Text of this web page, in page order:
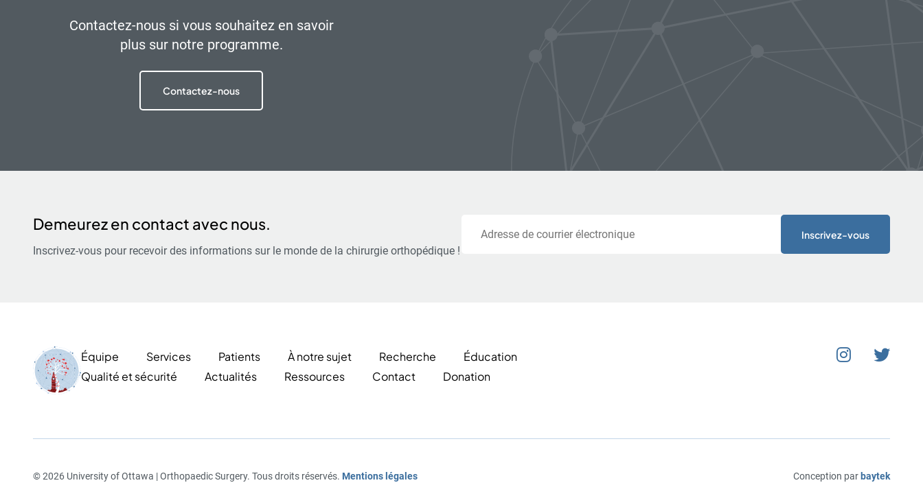
Contactez-nous si vous souhaitez en savoir
plus sur notre programme.
Contactez-nous
Demeurez en contact avec nous.
Inscrivez-vous pour recevoir des informations sur le monde de la chirurgie orthopédique !
Équipe Services Patients À notre sujet Recherche
Éducation
Qualité et sécurité
Actualités Ressources Contact Donation
© 2026 University of Ottawa | Orthopaedic Surgery. Tous droits réservés. Mentions légales Conception par baytek